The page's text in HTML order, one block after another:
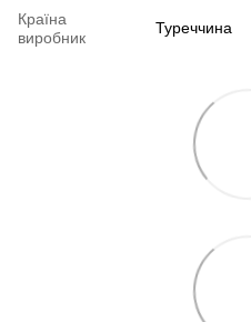
Країна
виробник
Туреччина